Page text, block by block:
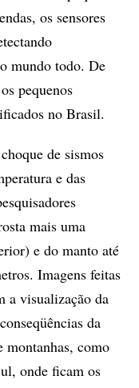
os sensores
mundo todo. De
pequenos
no Brasil.
de sismos
e das
mais uma
e do manto até
Imagens feitas
a visualização da
da
montanhas, como
onde ficam os